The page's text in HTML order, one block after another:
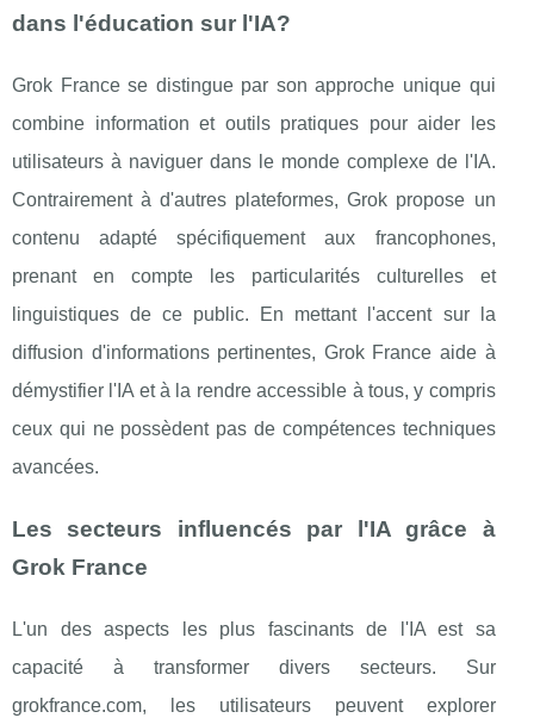
dans l'éducation sur l'IA?
Grok France se distingue par son approche unique qui
combine information et outils pratiques pour aider les
utilisateurs à naviguer dans le monde complexe de l'IA.
Contrairement à d'autres plateformes, Grok propose un
contenu adapté spécifiquement aux francophones,
prenant en compte les particularités culturelles et
linguistiques de ce public. En mettant l'accent sur la
diffusion d'informations pertinentes, Grok France aide à
démystifier l'IA et à la rendre accessible à tous, y compris
ceux qui ne possèdent pas de compétences techniques
avancées.
Les secteurs influencés par l'IA grâce à
Grok France
L'un des aspects les plus fascinants de l'IA est sa
capacité à transformer divers secteurs. Sur
grokfrance.com, les utilisateurs peuvent explorer